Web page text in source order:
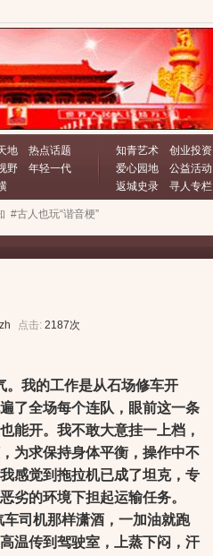
地
热点话题
野
年轻一代
知青艺术 创业投资
爱心园地
公益活动
返城史录
寻人专栏
#古人也玩“谐音梗”
点击: 2187次
我的工作是从石场修车开
了全场每个连队，眼前这一条
能开。我不敢大意挂一上档，
为求保持身体平衡，操作中不
感觉到拖拉机已成了坦克，专
劣的环境下担起运输任务。
司机那样潇酒，一加油就跑
温传到驾驶室，上蒸下闷，汗